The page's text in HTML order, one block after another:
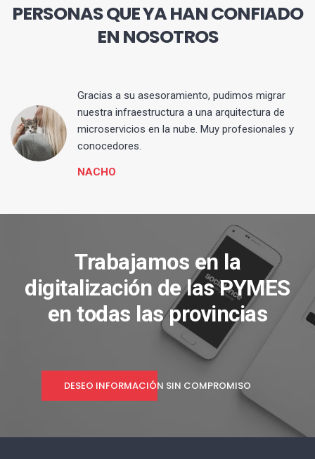
PERSONAS QUE YA HAN CONFIADO
EN NOSOTROS
Gracias a su asesoramiento, pudimos migrar
nuestra infraestructura a una arquitectura de
microservicios en la nube. Muy profesionales y
conocedores.
NACHO
Trabajamos en la
digitalización de las PYMES
en todas las provincias
DESEO INFORMACIÓN SIN COMPROMISO